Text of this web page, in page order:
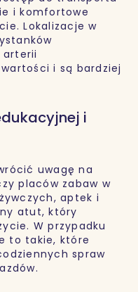
i komfortowe
Lokalizacje w
arterii
i są bardziej
i
uwagę na
placów zabaw w
aptek i
atut, który
W przypadku
to takie, które
spraw